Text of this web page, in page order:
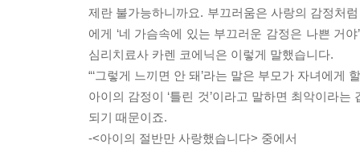
제란 불가능하니까요. 부끄러움은 사랑의 감정처
에게 ‘네 가슴속에 있는 부끄러운 감정은 나쁜 거
심리치료사 카렌 코에닉은 이렇게 말했습니다.
“‘그렇게 느끼면 안 돼’라는 말은 부모가 자녀에게
아이의 감정이 ‘틀린 것’이라고 말하면 최악이라
되기 때문이죠.
-<아이의 절반만 사랑했습니다> 중에서